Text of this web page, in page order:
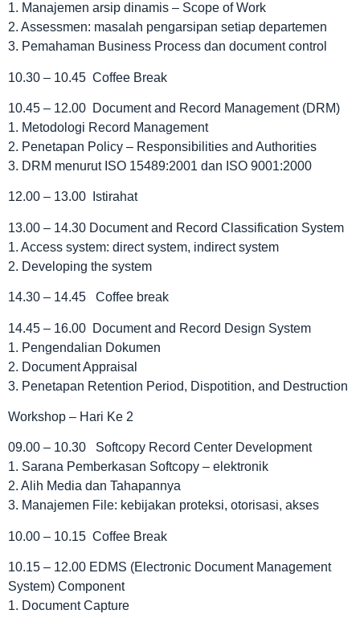
1. Manajemen arsip dinamis – Scope of Work
2. Assessmen: masalah pengarsipan setiap departemen
3. Pemahaman Business Process dan document control
10.30 – 10.45 Coffee Break
10.45 – 12.00 Document and Record Management (DRM)
1. Metodologi Record Management
2. Penetapan Policy – Responsibilities and Authorities
3. DRM menurut ISO 15489:2001 dan ISO 9001:2000
12.00 – 13.00 Istirahat
13.00 – 14.30 Document and Record Classification System
1. Access system: direct system, indirect system
2. Developing the system
14.30 – 14.45 Coffee break
14.45 – 16.00 Document and Record Design System
1. Pengendalian Dokumen
2. Document Appraisal
3. Penetapan Retention Period, Dispotition, and Destruction
Workshop – Hari Ke 2
09.00 – 10.30 Softcopy Record Center Development
1. Sarana Pemberkasan Softcopy – elektronik
2. Alih Media dan Tahapannya
3. Manajemen File: kebijakan proteksi, otorisasi, akses
10.00 – 10.15 Coffee Break
10.15 – 12.00 EDMS (Electronic Document Management
System) Component
1. Document Capture